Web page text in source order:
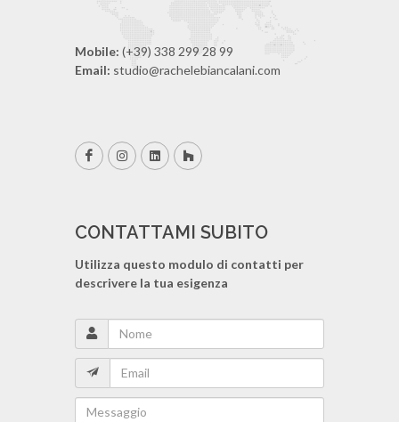
Mobile: (+39) 338 299 28 99
Email: studio@rachelebiancalani.com
CONTATTAMI SUBITO
Utilizza questo modulo di contatti per
descrivere la tua esigenza